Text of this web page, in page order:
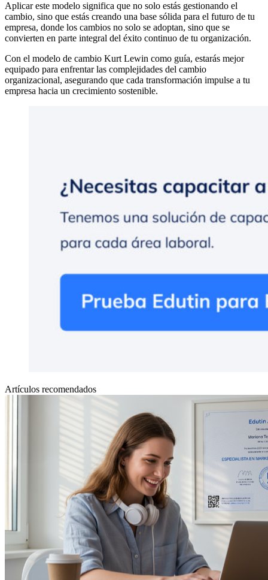
Aplicar este modelo significa que no solo estás gestionando el
cambio, sino que estás creando una base sólida para el futuro de tu
empresa, donde los cambios no solo se adoptan, sino que se
convierten en parte integral del éxito continuo de tu organización.
Con el modelo de cambio Kurt Lewin como guía, estarás mejor
equipado para enfrentar las complejidades del cambio
organizacional, asegurando que cada transformación impulse a tu
empresa hacia un crecimiento sostenible.
Artículos recomendados